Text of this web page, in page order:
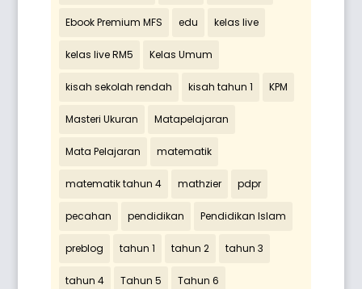
Ebook Premium MFS edu kelas live
kelas live RM5 Kelas Umum
kisah sekolah rendah kisah tahun 1 KPM
Masteri Ukuran Matapelajaran
Mata Pelajaran matematik
matematik tahun 4 mathzier pdpr
pecahan pendidikan Pendidikan Islam
preblog tahun 1 tahun 2 tahun 3
tahun 4 Tahun 5 Tahun 6